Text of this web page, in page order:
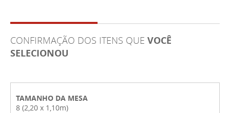
CONFIRMAÇÃO DOS ITENS QUE VOCÊ
SELECIONOU
TAMANHO DA MESA
8 (2,20 x 1,10m)